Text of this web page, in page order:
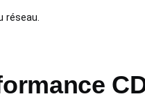
réseau.